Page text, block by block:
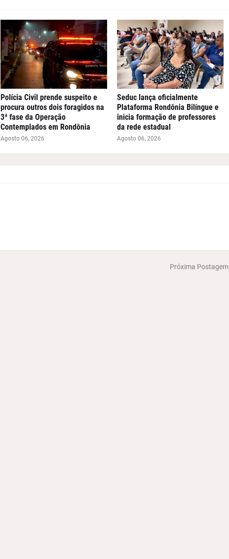
Polícia Civil prende suspeito e
procura outros dois foragidos na
3ª fase da Operação
Contemplados em Rondônia
Agosto 06, 2026
Seduc lança oficialmente
Plataforma Rondônia Bilíngue e
inicia formação de professores
da rede estadual
Agosto 06, 2026
Próxima Postagem